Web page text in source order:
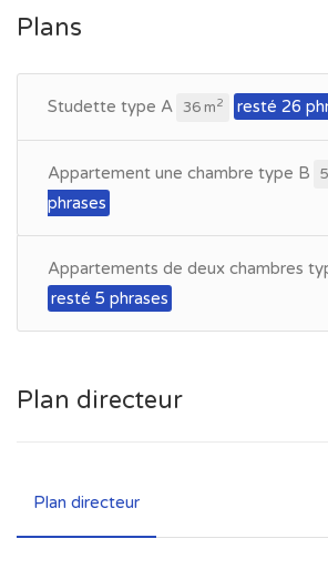
Plans
Studette type A 36 m2 resté 26
Appartement une chambre type B
phrases
Appartements de deux chambres
resté 5 phrases
Plan directeur
Plan directeur